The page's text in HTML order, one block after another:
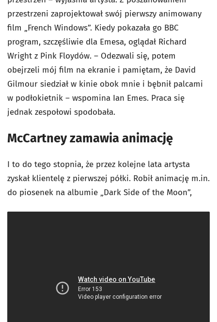
przestrzeni zaprojektował swój pierwszy animowany
film „French Windows”. Kiedy pokazała go BBC
program, szczęśliwie dla Emesa, oglądał Richard
Wright z Pink Floydów. – Odezwali się, potem
obejrzeli mój film na ekranie i pamiętam, że David
Gilmour siedział w kinie obok mnie i bębnił palcami
w podłokietnik – wspomina Ian Emes. Praca się
jednak zespołowi spodobała.
McCartney zamawia animację
I to do tego stopnia, że przez kolejne lata artysta
zyskał klientelę z pierwszej półki. Robił animację m.in.
do piosenek na albumie „Dark Side of the Moon”,